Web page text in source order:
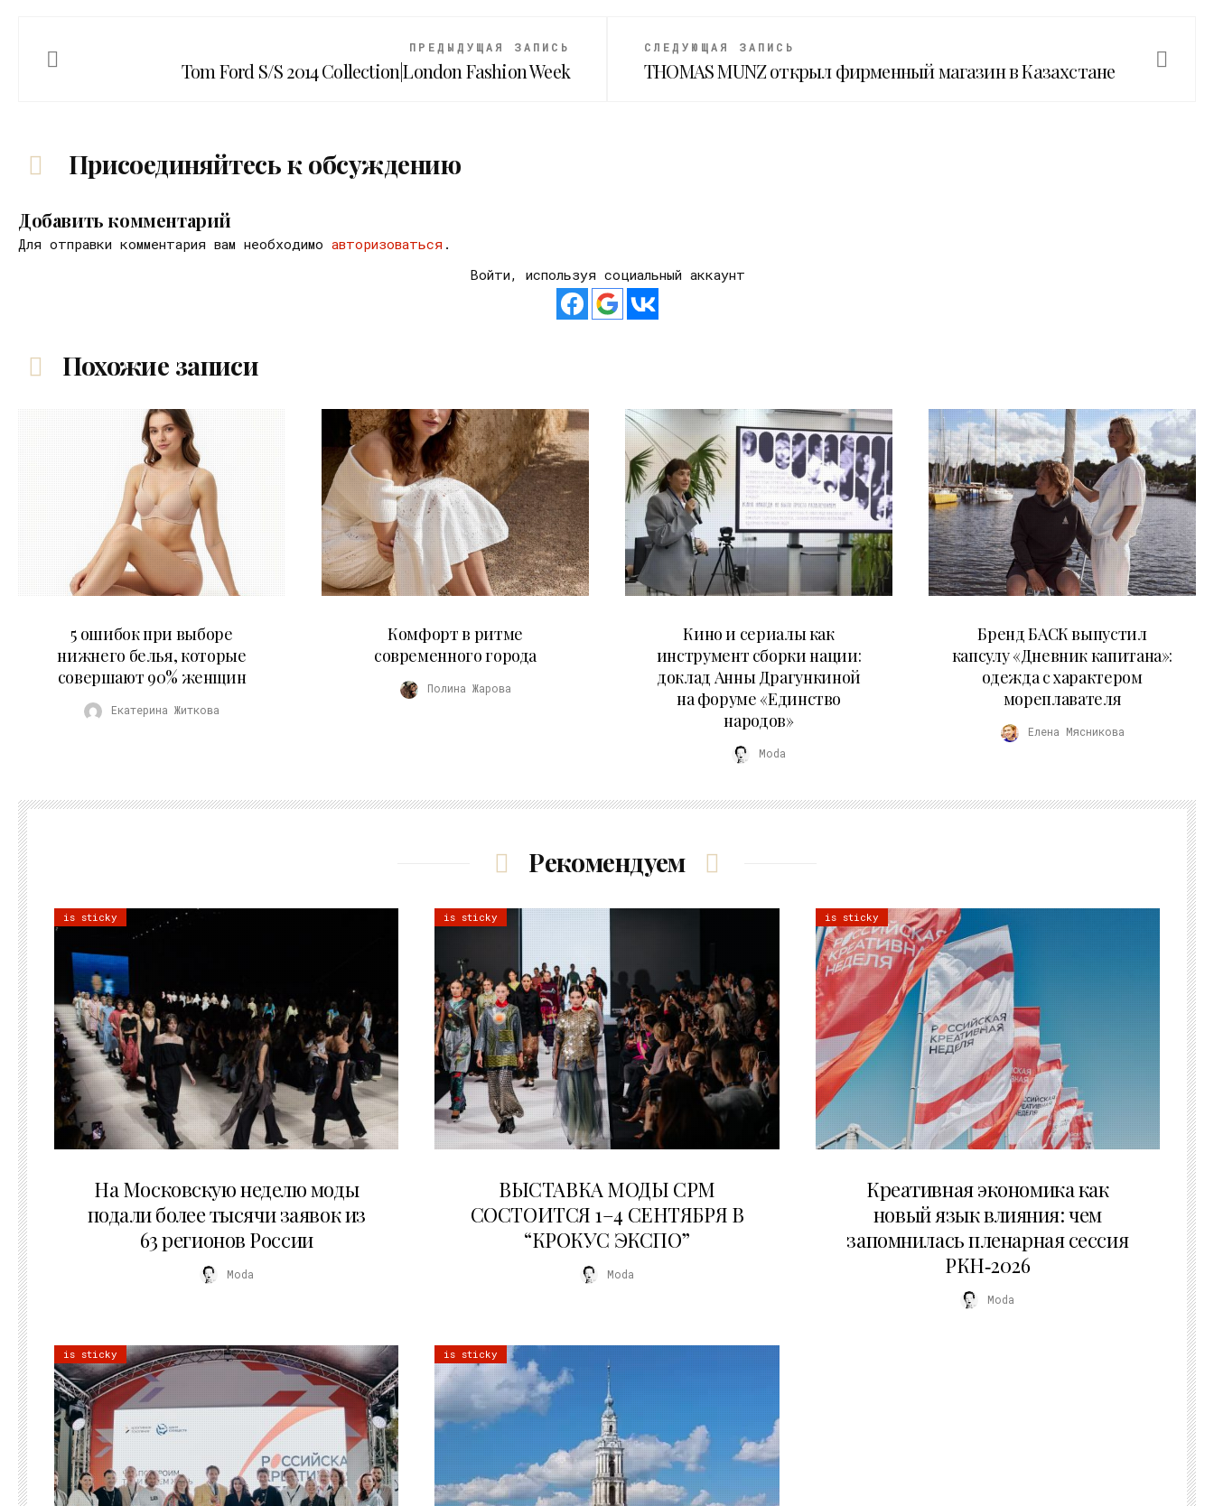
ПРЕДЫДУЩАЯ ЗАПИСЬ
Tom Ford S/S 2014 Collection|London Fashion Week
СЛЕДУЮЩАЯ ЗАПИСЬ
THOMAS MUNZ открыл фирменный магазин в Казахстане
Присоединяйтесь к обсуждению
Добавить комментарий
Для отправки комментария вам необходимо авторизоваться .
Войти, используя социальный аккаунт
Похожие записи
5 ошибок при выборе
нижнего белья, которые
совершают 90% женщин
Екатерина Житкова
Комфорт в ритме
современного города
Полина Жарова
Кино и сериалы как
инструмент сборки нации:
доклад Анны Драгункиной
на форуме «Единство
народов»
Moda
Бренд БАСК выпустил
капсулу «Дневник капитана»:
одежда с характером
мореплавателя
Елена Мясникова
Рекомендуем
is sticky
На Московскую неделю моды
подали более тысячи заявок из
63 регионов России
Moda
is sticky
ВЫСТАВКА МОДЫ CPM
СОСТОИТСЯ 1–4 СЕНТЯБРЯ В
“КРОКУС ЭКСПО”
Moda
is sticky
Креативная экономика как
новый язык влияния: чем
запомнилась пленарная сессия
РКН‑2026
Moda
is sticky is sticky